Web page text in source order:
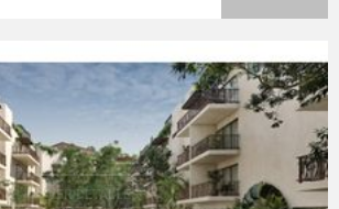
VER DETALLES